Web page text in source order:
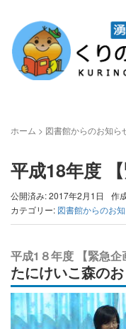
ホーム > 図書館からのお知ら
平成18年度
公開済み: 2017年2月1日 作
カテゴリー: 図書館からのお
平成1８年度 【緊急
たにけいこ森の